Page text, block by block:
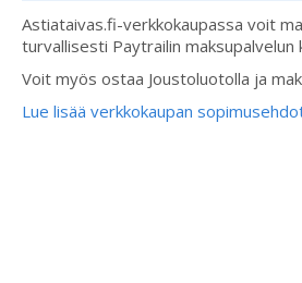
Astiataivas.fi-verkkokaupassa voit
turvallisesti Paytrailin maksupalvelun
Voit myös ostaa Joustoluotolla ja
Lue lisää verkkokaupan